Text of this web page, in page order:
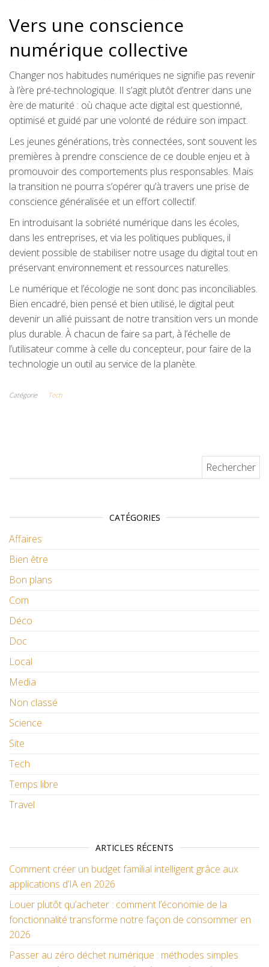
Vers une conscience
numérique collective
Changer nos habitudes numériques ne signifie pas revenir
à l’ère pré-technologique. Il s’agit plutôt d’entrer dans une
ère de maturité : où chaque acte digital est questionné,
optimisé et guidé par une volonté de réduire son impact.
Les jeunes générations, très connectées, sont souvent les
premières à prendre conscience de ce double enjeu et à
promouvoir des comportements plus responsables. Mais
la transition ne pourra s’opérer qu’à travers une prise de
conscience généralisée et un effort collectif.
En introduisant la sobriété numérique dans les écoles,
dans les entreprises, et via les politiques publiques, il
devient possible de stabiliser notre usage du digital tout en
préservant environnement et ressources naturelles.
Le numérique et l’écologie ne sont donc pas inconciliables.
Bien encadré, bien pensé et bien utilisé, le digital peut
devenir un allié puissant de notre transition vers un monde
plus durable. À chacun de faire sa part, à l’échelle de
l’utilisateur comme à celle du concepteur, pour faire de la
technologie un outil au service de la planète.
Catégorie Tech
CATÉGORIES
Affaires
Bien être
Bon plans
Com
Déco
Doc
Local
Media
Non classé
Science
Site
Tech
Temps libre
Travel
ARTICLES RÉCENTS
Comment créer un budget familial intelligent grâce aux
applications d’IA en 2026
Louer plutôt qu’acheter : comment l’économie de la
fonctionnalité transforme notre façon de consommer en
2026
Passer au zéro déchet numérique : méthodes simples